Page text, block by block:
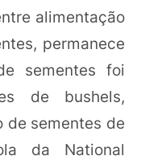
alimentação
permanece
sementes foi
de bushels,
de sementes de
da National